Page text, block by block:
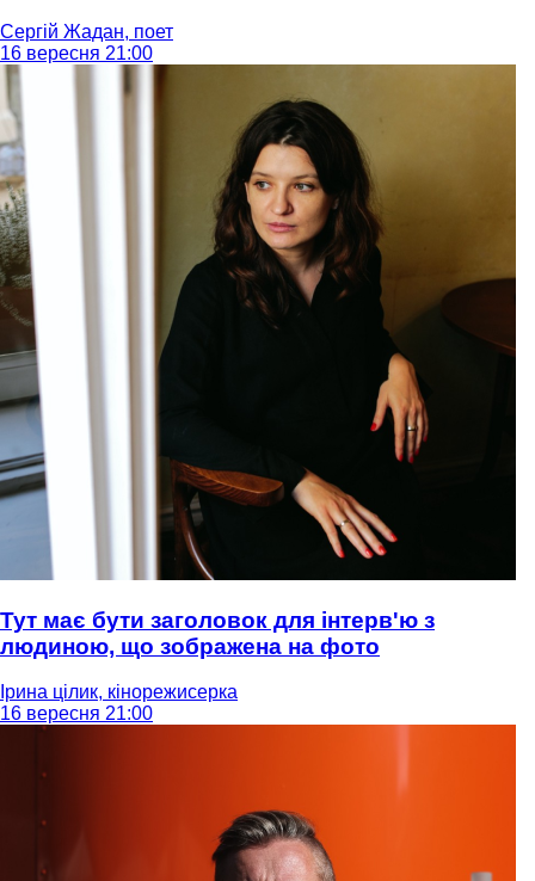
Сергій Жадан, поет
16 вересня 21:00
Тут має бути заголовок для інтерв'ю з
людиною, що зображена на фото
Ірина цілик, кінорежисерка
16 вересня 21:00